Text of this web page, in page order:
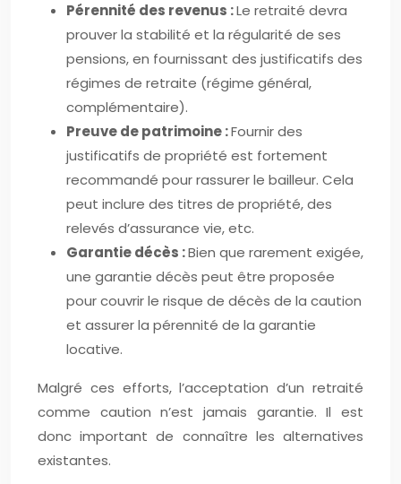
Pérennité des revenus :Le retraité devra
prouver la stabilité et la régularité de ses
pensions, en fournissant des justificatifs des
régimes de retraite (régime général,
complémentaire).
Preuve de patrimoine :Fournir des
justificatifs de propriété est fortement
recommandé pour rassurer le bailleur. Cela
peut inclure des titres de propriété, des
relevés d’assurance vie, etc.
Garantie décès :Bien que rarement exigée,
une garantie décès peut être proposée
pour couvrir le risque de décès de la caution
et assurer la pérennité de la garantie
locative.
Malgré ces efforts, l’acceptation d’un retraité
comme caution n’est jamais garantie. Il est
donc important de connaître les alternatives
existantes.